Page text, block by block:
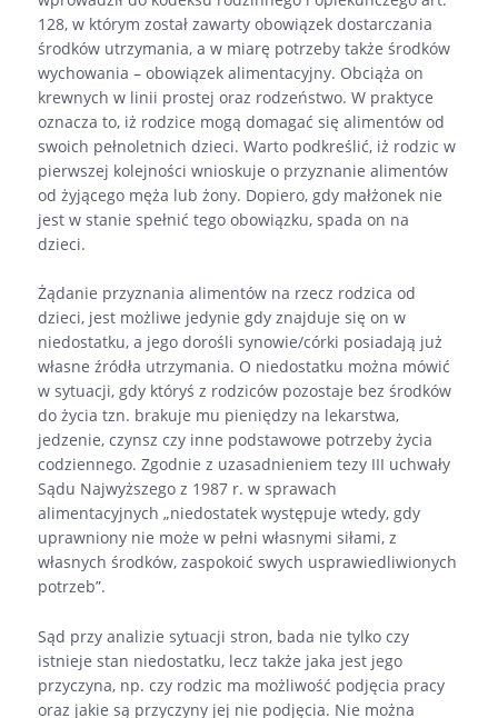
128, w którym został zawarty obowiązek dostarczania
środków utrzymania, a w miarę potrzeby także środków
wychowania – obowiązek alimentacyjny. Obciąża on
krewnych w linii prostej oraz rodzeństwo. W praktyce
oznacza to, iż rodzice mogą domagać się alimentów od
swoich pełnoletnich dzieci. Warto podkreślić, iż rodzic w
pierwszej kolejności wnioskuje o przyznanie alimentów
od żyjącego męża lub żony. Dopiero, gdy małżonek nie
jest w stanie spełnić tego obowiązku, spada on na
dzieci.
Żądanie przyznania alimentów na rzecz rodzica od
dzieci, jest możliwe jedynie gdy znajduje się on w
niedostatku, a jego dorośli synowie/córki posiadają już
własne źródła utrzymania. O niedostatku można mówić
w sytuacji, gdy któryś z rodziców pozostaje bez środków
do życia tzn. brakuje mu pieniędzy na lekarstwa,
jedzenie, czynsz czy inne podstawowe potrzeby życia
codziennego. Zgodnie z uzasadnieniem tezy III uchwały
Sądu Najwyższego z 1987 r. w sprawach
alimentacyjnych „niedostatek występuje wtedy, gdy
uprawniony nie może w pełni własnymi siłami, z
własnych środków, zaspokoić swych usprawiedliwionych
potrzeb”.
Sąd przy analizie sytuacji stron, bada nie tylko czy
istnieje stan niedostatku, lecz także jaka jest jego
przyczyna, np. czy rodzic ma możliwość podjęcia pracy
oraz jakie są przyczyny jej nie podjęcia. Nie można